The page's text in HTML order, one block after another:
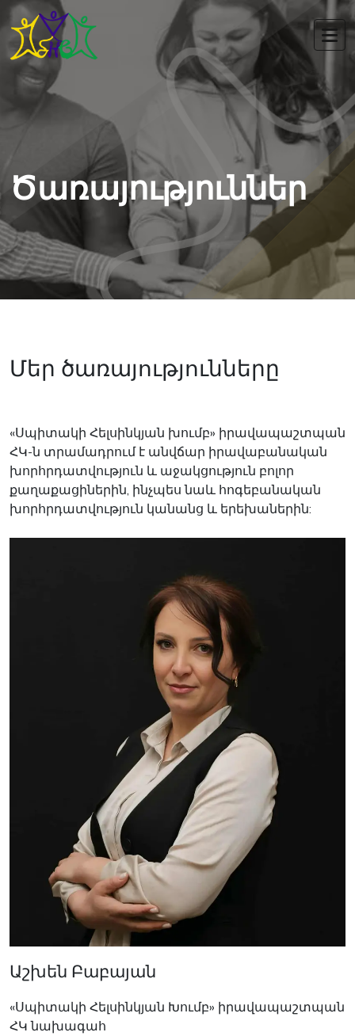
Ծառայություններ
Մեր ծառայությունները
«Սպիտակի Հելսինկյան խումբ» իրավապաշտպան
ՀԿ-ն տրամադրում է անվճար իրավաբանական
խորհրդատվություն և աջակցություն բոլոր
քաղաքացիներին, ինչպես նաև հոգեբանական
խորհրդատվություն կանանց և երեխաներին:
Աշխեն Բաբայան
«Սպիտակի Հելսինկյան Խումբ» իրավապաշտպան
ՀԿ նախագահ